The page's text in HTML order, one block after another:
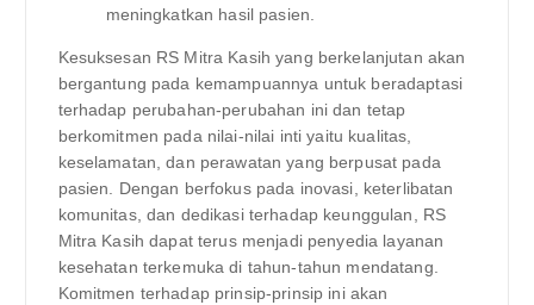
meningkatkan hasil pasien.
Kesuksesan RS Mitra Kasih yang berkelanjutan akan
bergantung pada kemampuannya untuk beradaptasi
terhadap perubahan-perubahan ini dan tetap
berkomitmen pada nilai-nilai inti yaitu kualitas,
keselamatan, dan perawatan yang berpusat pada
pasien. Dengan berfokus pada inovasi, keterlibatan
komunitas, dan dedikasi terhadap keunggulan, RS
Mitra Kasih dapat terus menjadi penyedia layanan
kesehatan terkemuka di tahun-tahun mendatang.
Komitmen terhadap prinsip-prinsip ini akan